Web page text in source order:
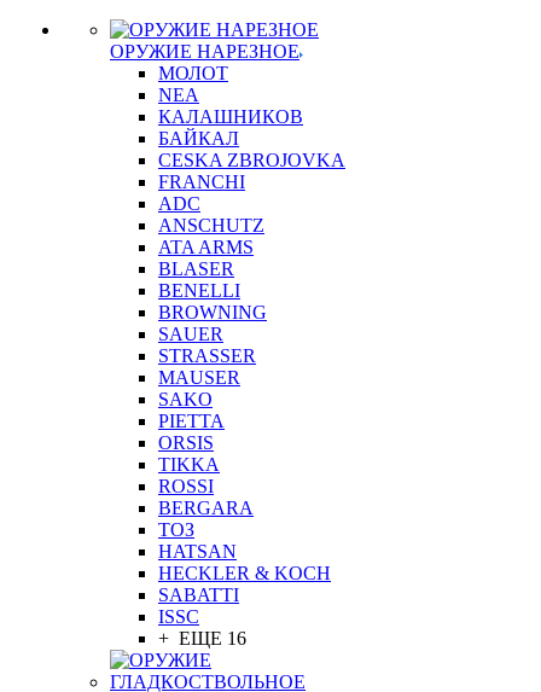
ОРУЖИЕ НАРЕЗНОЕ
МОЛОТ
NEA
КАЛАШНИКОВ
БАЙКАЛ
CESKA ZBROJOVKA
FRANCHI
ADC
ANSCHUTZ
ATA ARMS
BLASER
BENELLI
BROWNING
SAUER
STRASSER
MAUSER
SAKO
PIETTA
ORSIS
TIKKA
ROSSI
BERGARA
ТОЗ
HATSAN
HECKLER & KOCH
SABATTI
ISSC
+ ЕЩЕ 16